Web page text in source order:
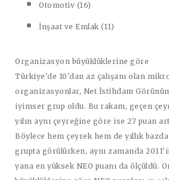
Otomotiv (16)
İnşaat ve Emlak (11)
Organizasyon büyüklüklerine göre
Türkiye'de 10'dan az çalışanı olan
organizasyonlar, Net İstihdam
iyimser grup oldu. Bu rakam, geçen
yılın aynı çeyreğine göre ise 27 puan
Böylece hem çeyrek hem de yıllık
grupta görülürken, aynı zamanda
yana en yüksek NEO puanı da ölçüldü.